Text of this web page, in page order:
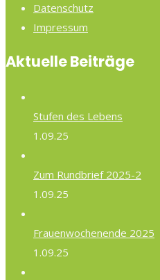
Datenschutz
Impressum
Aktuelle Beiträge
Stufen des Lebens
1.09.25
Zum Rundbrief 2025-2
1.09.25
Frauenwochenende 2025
1.09.25